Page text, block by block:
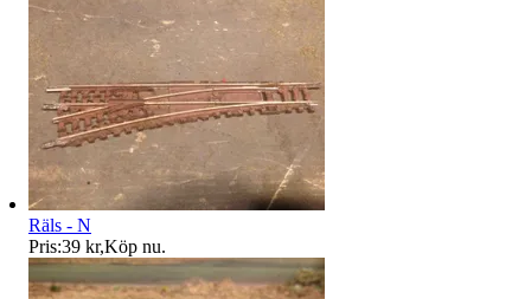
Räls - N
Pris:39 kr,Köp nu.